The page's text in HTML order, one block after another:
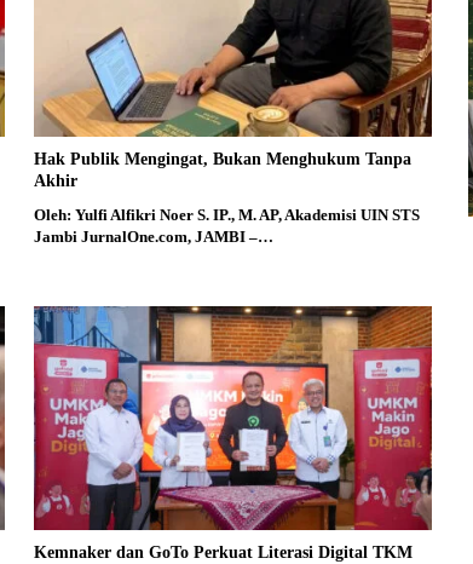
Hak Publik Mengingat, Bukan Menghukum Tanpa
Akhir
Oleh: Yulfi Alfikri Noer S. IP., M. AP, Akademisi UIN STS
Jambi JurnalOne.com, JAMBI –…
Kemnaker dan GoTo Perkuat Literasi Digital TKM